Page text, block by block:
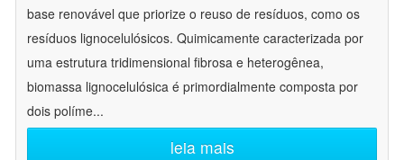
base renovável que priorize o reuso de resíduos, como os
resíduos lignocelulósicos. Quimicamente caracterizada por
uma estrutura tridimensional fibrosa e heterogênea,
biomassa lignocelulósica é primordialmente composta por
dois políme...
leia mais